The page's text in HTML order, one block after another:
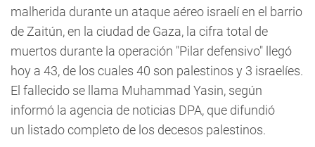
malherida durante un ataque aéreo israelí en el barrio
de Zaitún, en la ciudad de Gaza, la cifra total de
muertos durante la operación "Pilar defensivo" llegó
hoy a 43, de los cuales 40 son palestinos y 3 israelíes.
El fallecido se llama Muhammad Yasin, según
informó la agencia de noticias DPA, que difundió
un listado completo de los decesos palestinos.